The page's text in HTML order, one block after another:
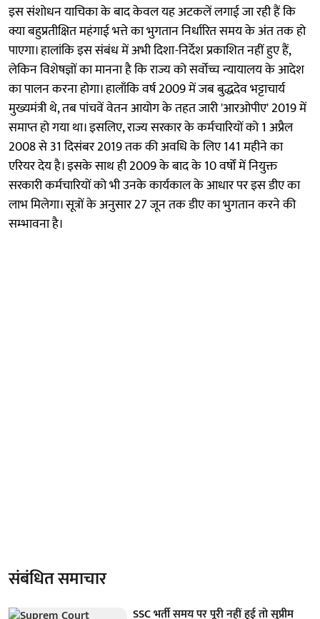
इस संशोधन याचिका के बाद केवल यह अटकलें लगाई जा रही हैं कि
क्या बहुप्रतीक्षित महंगाई भत्ते का भुगतान निर्धारित समय के अंत तक हो
पाएगा। हालांकि इस संबंध में अभी दिशा-निर्देश प्रकाशित नहीं हुए हैं,
लेकिन विशेषज्ञों का मानना है कि राज्य को सर्वोच्च न्यायालय के आदेश
का पालन करना होगा। हालाँकि वर्ष 2009 में जब बुद्धदेव भट्टाचार्य
मुख्यमंत्री थे, तब पांचवें वेतन आयोग के तहत जारी 'आरओपीए' 2019 में
समाप्त हो गया था। इसलिए, राज्य सरकार के कर्मचारियों को 1 अप्रैल
2008 से 31 दिसंबर 2019 तक की अवधि के लिए 141 महीने का
एरियर देय है। इसके साथ ही 2009 के बाद के 10 वर्षों में नियुक्त
सरकारी कर्मचारियों को भी उनके कार्यकाल के आधार पर इस डीए का
लाभ मिलेगा। सूत्रों के अनुसार 27 जून तक डीए का भुगतान करने की
सम्भावना है।
संबंधित समाचार
SSC भर्ती समय पर पूरी नहीं हुई तो सुप्रीम